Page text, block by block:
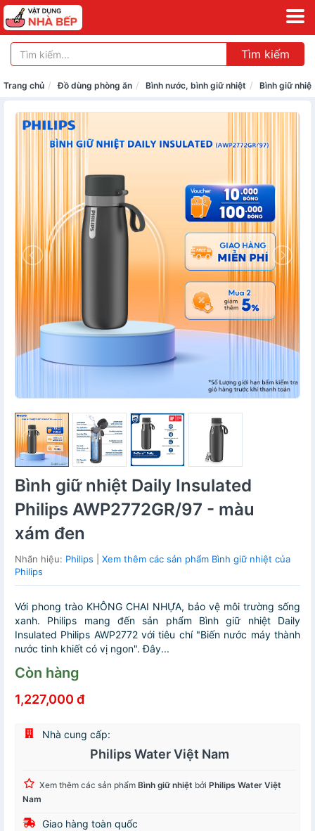
Tìm kiếm
Trang chủ Đồ dùng phòng ăn Bình nước, bình giữ nhiệt Bình giữ nhiệt
Bình giữ nhiệt Daily Insulated
Philips AWP2772GR/97 - màu
xám đen
Nhãn hiệu: Philips
Xem thêm các sản phẩm Bình giữ nhiệt của
Philips
Với phong trào KHÔNG CHAI NHỰA, bảo vệ môi trường sống
xanh. Philips mang đến sản phẩm Bình giữ nhiệt Daily
Insulated Philips AWP2772 với tiêu chí "Biến nước máy thành
nước tinh khiết có vị ngon". Đây...
Còn hàng
1,227,000 đ
Nhà cung cấp:
Philips Water Việt Nam
Xem thêm các sản phẩm Bình giữ nhiệt bởi Philips Water Việt
Nam
Giao hàng toàn quốc